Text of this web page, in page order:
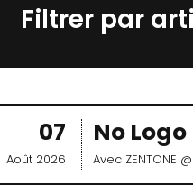
Filtrer par
07
Août 2026
No Logo
Avec ZENTONE